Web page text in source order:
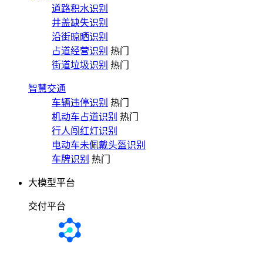
道路积水识别
井盖缺失识别
沿街晾晒识别
占道经营识别 热门
街道垃圾识别 热门
智慧交通
车辆违停识别 热门
机动车占道识别 热门
行人闯红灯识别
电动车未佩戴头盔识别
车牌识别 热门
大模型平台
交付平台